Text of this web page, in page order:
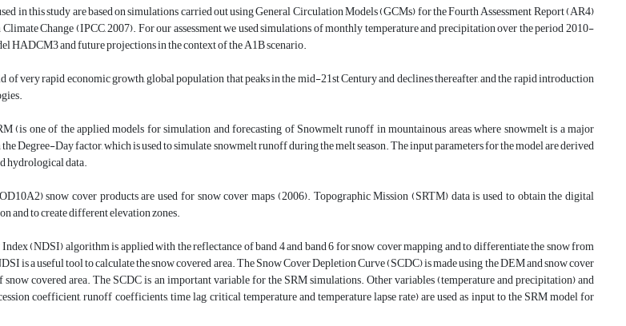
in this study are based on simulations carried out using General Circulation Models (GCMs) for the Fourth Assessment Report (AR4)
Change (IPCC, 2007). For our assessment we used simulations of monthly temperature and precipitation over the period 2010-
HADCM3 and future projections in the context of the A1B scenario.
of very rapid economic growth, global population that peaks in the mid-21st Century and declines thereafter, and the rapid introduction
(is one of the applied models for simulation and forecasting of Snowmelt runoff in mountainous areas where snowmelt is a major
Degree-Day factor, which is used to simulate snowmelt runoff during the melt season. The input parameters for the model are derived
hydrological data.
snow cover products are used for snow cover maps (2006). Topographic Mission (SRTM) data is used to obtain the digital
and to create different elevation zones.
(NDSI) algorithm is applied with the reflectance of band 4 and band 6 for snow cover mapping and to differentiate the snow from
is a useful tool to calculate the snow covered area. The Snow Cover Depletion Curve (SCDC) is made using the DEM and snow cover
snow covered area. The SCDC is an important variable for the SRM simulations. Other variables (temperature and precipitation) and
coefficient, runoff coefficients, time lag, critical temperature and temperature lapse rate) are used as input to the SRM model for